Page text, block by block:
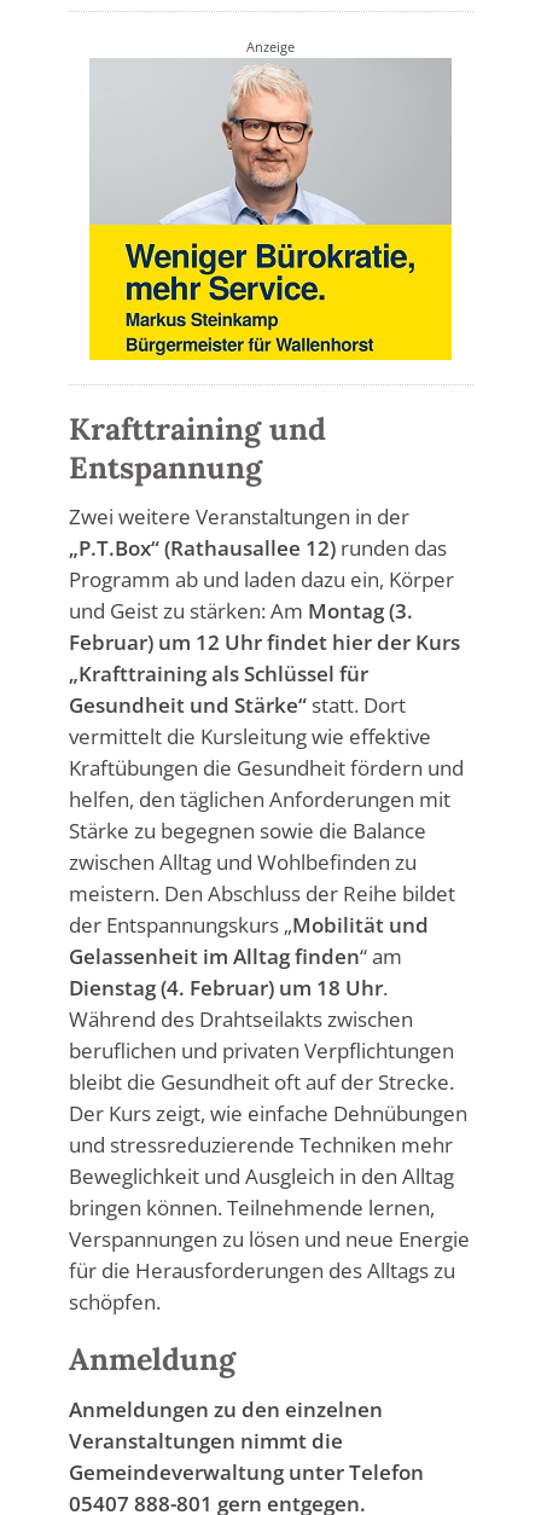
Anzeige
Krafttraining und
Entspannung
Zwei weitere Veranstaltungen in der
„P.T.Box“ (Rathausallee 12)runden das
Programm ab und laden dazu ein, Körper
und Geist zu stärken: Am Montag (3.
Februar) um 12 Uhr findet hier der Kurs
„Krafttraining als Schlüssel für
Gesundheit und Stärke“statt. Dort
vermittelt die Kursleitung wie effektive
Kraftübungen die Gesundheit fördern und
helfen, den täglichen Anforderungen mit
Stärke zu begegnen sowie die Balance
zwischen Alltag und Wohlbefinden zu
meistern. Den Abschluss der Reihe bildet
der Entspannungskurs „Mobilität und
Gelassenheit im Alltag finden“ am
Dienstag (4. Februar) um 18 Uhr.
Während des Drahtseilakts zwischen
beruflichen und privaten Verpflichtungen
bleibt die Gesundheit oft auf der Strecke.
Der Kurs zeigt, wie einfache Dehnübungen
und stressreduzierende Techniken mehr
Beweglichkeit und Ausgleich in den Alltag
bringen können. Teilnehmende lernen,
Verspannungen zu lösen und neue Energie
für die Herausforderungen des Alltags zu
schöpfen.
Anmeldung
Anmeldungen zu den einzelnen
Veranstaltungen nimmt die
Gemeindeverwaltung unter Telefon
05407 888-801 gern entgegen.